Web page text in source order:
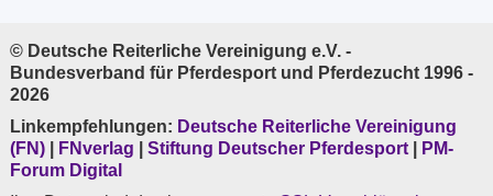
© Deutsche Reiterliche Vereinigung e.V. -
Bundesverband für Pferdesport und Pferdezucht 1996 -
2026
Linkempfehlungen: Deutsche Reiterliche Vereinigung
(FN)
FNverlag Stiftung Deutscher Pferdesport
PM-
Forum Digital